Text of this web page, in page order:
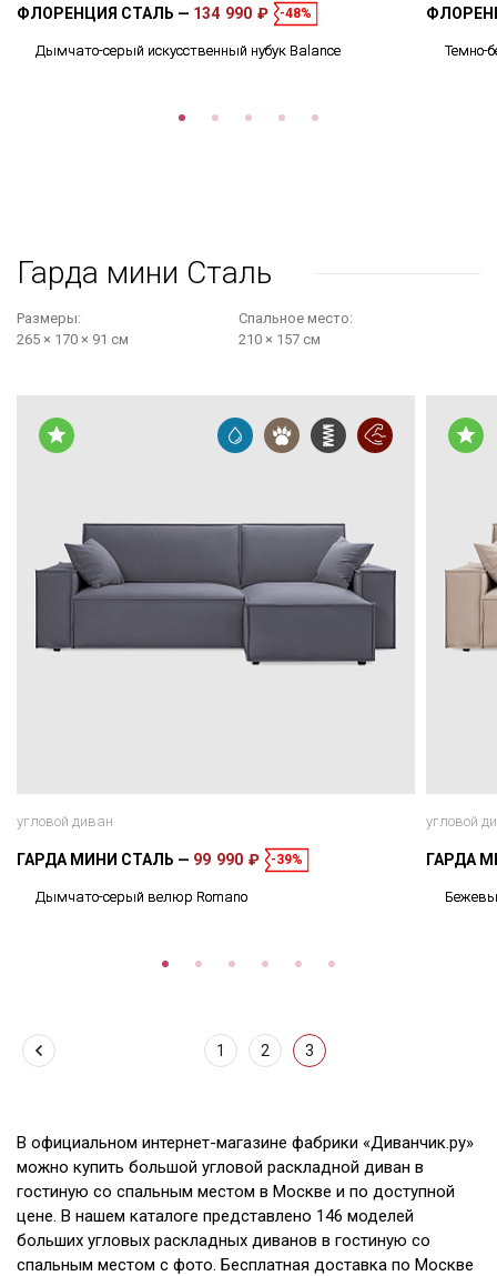
ФЛОРЕНЦИЯ СТАЛЬ 134 990 ₽ -48%
Дымчато-серый искусственный нубук Balance Темно-
Гарда мини Сталь
Размеры:
265 × 170 × 91 см
Cпальное место:
210 × 157 см
угловой диван
ГАРДА МИНИ СТАЛЬ 99 990 ₽ -39%
Дымчато-серый велюр Romano
угловой
ГАРДА
1 2 3
В официальном интернет-магазине фабрики «Диванчик.ру»
можно купить большой угловой раскладной диван в
гостиную со спальным местом в Москве и по доступной
цене. В нашем каталоге представлено 146 моделей
больших угловых раскладных диванов в гостиную со
спальным местом с фото. Бесплатная доставка по Москве